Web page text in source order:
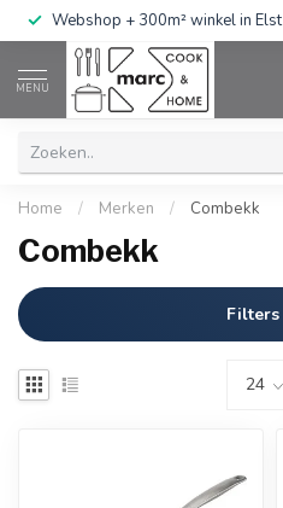
Webshop + 300m² winkel in Elst
MENU
Home / Merken / Combekk
Combekk
Filters